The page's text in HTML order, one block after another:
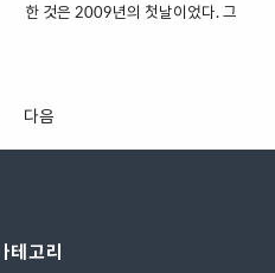
해 보이지는 않는다. 만화평론가 김
서의 만화에 대한 논의가 활발하지
한 것은 2009년의 첫날이었다. 그
명된 뒤 지금까지 평일이든 휴일이
아니에요. 하루에 10시간 넘게 앉아
다음
카테고리